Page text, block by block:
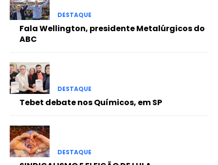
DESTAQUE
Fala Wellington, presidente Metalúrgicos do
ABC
DESTAQUE
Tebet debate nos Químicos, em SP
DESTAQUE